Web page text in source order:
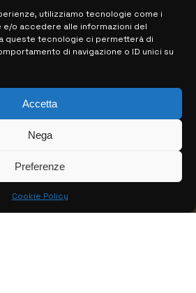
utilizziamo tecnologie come i
o accedere alle informazioni del
queste tecnologie ci permetterà di
di navigazione o ID unici su
Accetta
Nega
Preferenze
Cookie Policy